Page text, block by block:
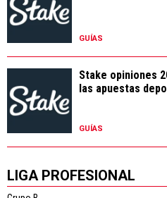
GUÍAS
Stake opiniones
las apuestas
GUÍAS
LIGA PROFESIONAL